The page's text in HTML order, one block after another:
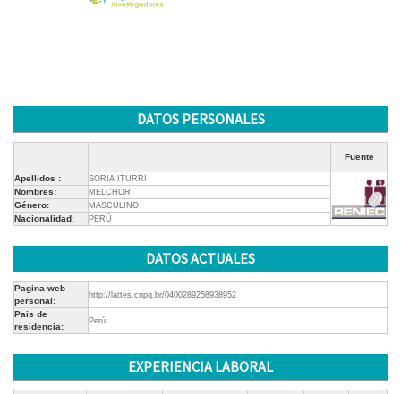
DATOS PERSONALES
Fuente
Apellidos : SORIA ITURRI
Nombres: MELCHOR
Género: MASCULINO
Nacionalidad: PERÚ
DATOS ACTUALES
Pagina web
personal:
http://lattes.cnpq.br/0400289258938952
Pais de
residencia:
Perú
EXPERIENCIA LABORAL